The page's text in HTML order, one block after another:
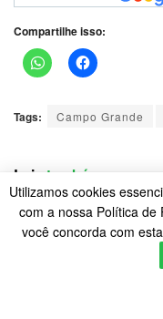
Compartilhe isso:
Tags: Campo Grande
Leia também
Vacinação casa a casa
a raiva em Campo
5 DE AGOSTO
Utilizamos cookies
com a nossa Política de
você concorda com